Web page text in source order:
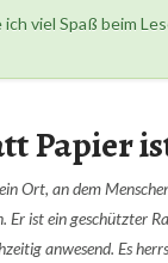
viel Spaß beim
Papier
Ort, an dem
Er ist ein geschützter
anwesend. Es